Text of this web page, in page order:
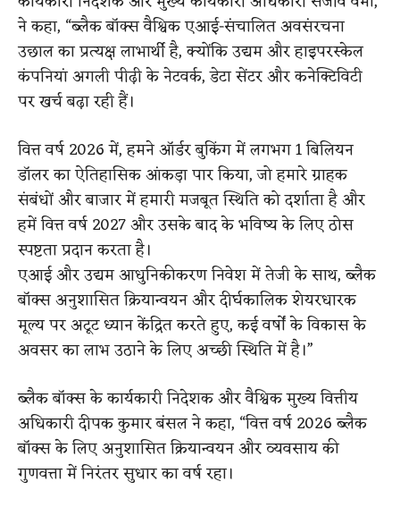
ने कहा, “ब्लैक बॉक्स वैश्विक एआई-संचालित अवसंरचना
उछाल का प्रत्यक्ष लाभार्थी है, क्योंकि उद्यम और हाइपरस्केल
कंपनियां अगली पीढ़ी के नेटवर्क, डेटा सेंटर और कनेक्टिविटी
पर खर्च बढ़ा रही हैं।
वित्त वर्ष 2026 में, हमने ऑर्डर बुकिंग में लगभग 1 बिलियन
डॉलर का ऐतिहासिक आंकड़ा पार किया, जो हमारे ग्राहक
संबंधों और बाजार में हमारी मजबूत स्थिति को दर्शाता है और
हमें वित्त वर्ष 2027 और उसके बाद के भविष्य के लिए ठोस
स्पष्टता प्रदान करता है।
एआई और उद्यम आधुनिकीकरण निवेश में तेजी के साथ, ब्लैक
बॉक्स अनुशासित क्रियान्वयन और दीर्घकालिक शेयरधारक
मूल्य पर अटूट ध्यान केंद्रित करते हुए, कई वर्षों के विकास के
अवसर का लाभ उठाने के लिए अच्छी स्थिति में है।”
ब्लैक बॉक्स के कार्यकारी निदेशक और वैश्विक मुख्य वित्तीय
अधिकारी दीपक कुमार बंसल ने कहा, “वित्त वर्ष 2026 ब्लैक
बॉक्स के लिए अनुशासित क्रियान्वयन और व्यवसाय की
गुणवत्ता में निरंतर सुधार का वर्ष रहा।